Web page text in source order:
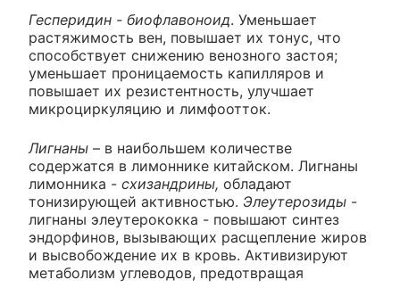
Гесперидин - биофлавоноид. Уменьшает
растяжимость вен, повышает их тонус, что
способствует снижению венозного застоя;
уменьшает проницаемость капилляров и
повышает их резистентность, улучшает
микроциркуляцию и лимфоотток.
Лигнаны – в наибольшем количестве
содержатся в лимоннике китайском. Лигнаны
лимонника - схизандрины, обладают
тонизирующей активностью. Элеутерозиды -
лигнаны элеутерококка - повышают синтез
эндорфинов, вызывающих расщепление жиров
и высвобождение их в кровь. Активизируют
метаболизм углеводов, предотвращая